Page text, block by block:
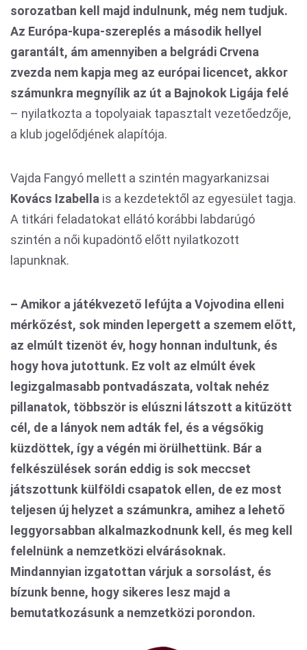
sorozatban kell majd indulnunk, még nem tudjuk.
Az Európa-kupa-szereplés a második hellyel
garantált, ám amennyiben a belgrádi Crvena
zvezda nem kapja meg az európai licencet, akkor
számunkra megnyílik az út a Bajnokok Ligája felé
– nyilatkozta a topolyaiak tapasztalt vezetőedzője,
a klub jogelődjének alapítója.
Vajda Fangyó mellett a szintén magyarkanizsai
Kovács Izabella is a kezdetektől az egyesület tagja.
A titkári feladatokat ellátó korábbi labdarúgó
szintén a női kupadöntő előtt nyilatkozott
lapunknak.
– Amikor a játékvezető lefújta a Vojvodina elleni
mérkőzést, sok minden lepergett a szemem előtt,
az elmúlt tizenöt év, hogy honnan indultunk, és
hogy hova jutottunk. Ez volt az elmúlt évek
legizgalmasabb pontvadászata, voltak nehéz
pillanatok, többször is elúszni látszott a kitűzött
cél, de a lányok nem adták fel, és a végsőkig
küzdöttek, így a végén mi örülhettünk. Bár a
felkészülések során eddig is sok meccset
játszottunk külföldi csapatok ellen, de ez most
teljesen új helyzet a számunkra, amihez a lehető
leggyorsabban alkalmazkodnunk kell, és meg kell
felelnünk a nemzetközi elvárásoknak.
Mindannyian izgatottan várjuk a sorsolást, és
bízunk benne, hogy sikeres lesz majd a
bemutatkozásunk a nemzetközi porondon.